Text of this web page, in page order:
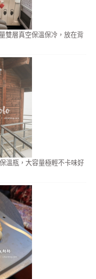
雙層真空保溫保冷，放在背
溫瓶，大容量極輕不卡味好